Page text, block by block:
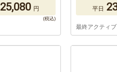
25,080 円 平日
最終アクティ